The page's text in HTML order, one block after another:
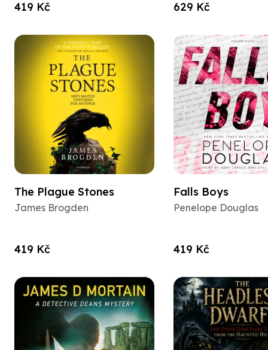
419 Kč 629 Kč
The Plague Stones
James Brogden
419 Kč
Falls Boys
Penelope Douglas
419 Kč